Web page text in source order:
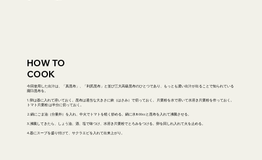
HOW TO
COOK
今回使用した出汁は、「真昆布」、「利尻昆布」と並び三大高級昆布のひとつであり、もっとも濃い出汁が出ることで知られている
羅臼昆布を。
1. 卵は器に入れて溶いておく。昆布は適当な大きさに鋏（はさみ）で切っておく。 片栗粉を水で溶いて水溶き片栗粉を作っておく。
トマト片栗粉 は半分に切っておく。
2. 鍋にごま油（分量外）を入れ、中火でトマトを軽く炒める。鍋に水800ccと昆布を入れて沸騰させる。
3. 沸騰してきたら、しょう油、酒、塩で味つけ、水溶き片栗粉でとろみをつける。卵を回しれ入れて火を止める。
4.器にスープを盛り付けて、サクラエビを入れて出来上がり。